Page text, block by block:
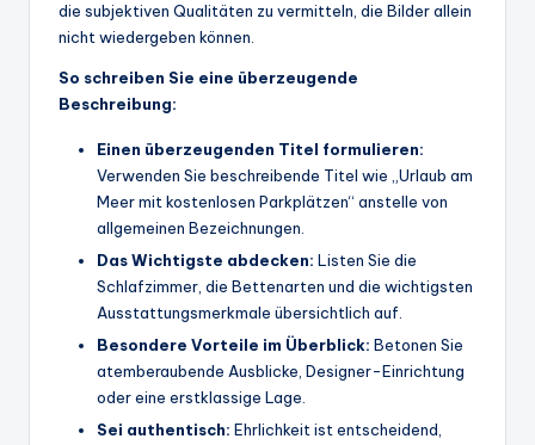
die subjektiven Qualitäten zu vermitteln, die Bilder allein
nicht wiedergeben können.
So schreiben Sie eine überzeugende
Beschreibung:
Einen überzeugenden Titel formulieren:
Verwenden Sie beschreibende Titel wie „Urlaub am
Meer mit kostenlosen Parkplätzen“ anstelle von
allgemeinen Bezeichnungen.
Das Wichtigste abdecken: Listen Sie die
Schlafzimmer, die Bettenarten und die wichtigsten
Ausstattungsmerkmale übersichtlich auf.
Besondere Vorteile im Überblick: Betonen Sie
atemberaubende Ausblicke, Designer-Einrichtung
oder eine erstklassige Lage.
Sei authentisch: Ehrlichkeit ist entscheidend,